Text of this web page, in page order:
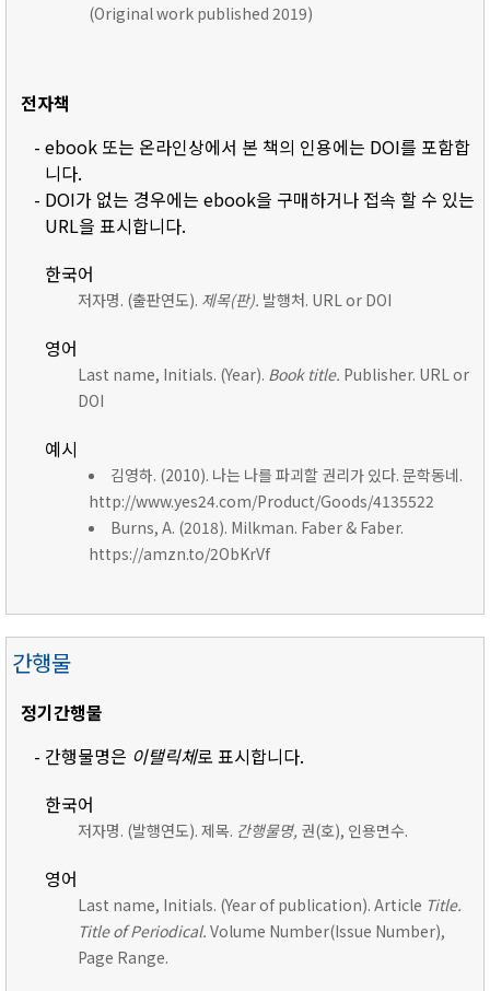
(Original work published 2019)
전자책
- ebook 또는 온라인상에서 본 책의 인용에는 DOI를 포함합
니다.
- DOI가 없는 경우에는 ebook을 구매하거나 접속 할 수 있는
URL을 표시합니다.
한국어
저자명. (출판연도). 제목(판). 발행처. URL or DOI
영어
Last name, Initials. (Year). Book title. Publisher. URL or
DOI
예시
김영하. (2010). 나는 나를 파괴할 권리가 있다. 문학동네.
http://www.yes24.com/Product/Goods/4135522
Burns, A. (2018). Milkman. Faber & Faber.
https://amzn.to/2ObKrVf
간행물
정기간행물
- 간행물명은 이탤릭체로 표시합니다.
한국어
저자명. (발행연도). 제목. 간행물명, 권(호), 인용면수.
영어
Last name, Initials. (Year of publication). Article Title.
Title of Periodical. Volume Number(Issue Number),
Page Range.